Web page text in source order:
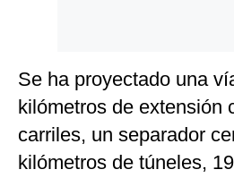
Se ha proyectado una
kilómetros de extensión
carriles, un separador
kilómetros de túneles,